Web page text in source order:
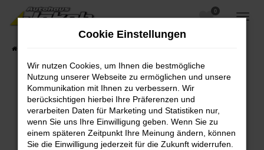
Zum
Hauptinhalt
0
Fehler: Network Error
Beim Laden ist ein Fehler aufgetreten.
Hier sind ein paar Tipps, die dir helfen können:
Cookie Einstellungen
Wir nutzen Cookies, um Ihnen die bestmögliche
Nutzung unserer Webseite zu ermöglichen und unsere
Kommunikation mit Ihnen zu verbessern. Wir
berücksichtigen hierbei Ihre Präferenzen und
verarbeiten Daten für Marketing und Statistiken nur,
wenn Sie uns Ihre Einwilligung geben. Wenn Sie zu
einem späteren Zeitpunkt Ihre Meinung ändern, können
Sie die Einwilligung jederzeit für die Zukunft widerrufen.